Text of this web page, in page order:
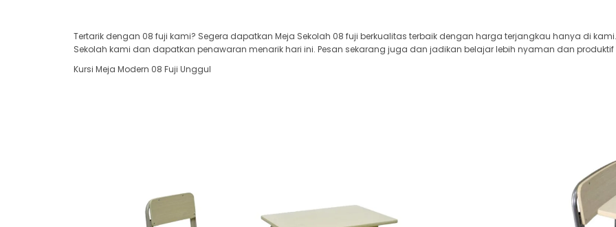
Tertarik dengan 08 fuji kami? Segera dapatkan Meja Sekolah 08 fuji berkualitas terbaik dengan harga terjangkau hanya di
Sekolah kami dan dapatkan penawaran menarik hari ini. Pesan sekarang juga dan jadikan belajar lebih nyaman dan
Kursi Meja Modern 08 Fuji Unggul